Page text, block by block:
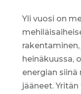
Yli vuosi on
heinäkuussa,
energian
jääneet.